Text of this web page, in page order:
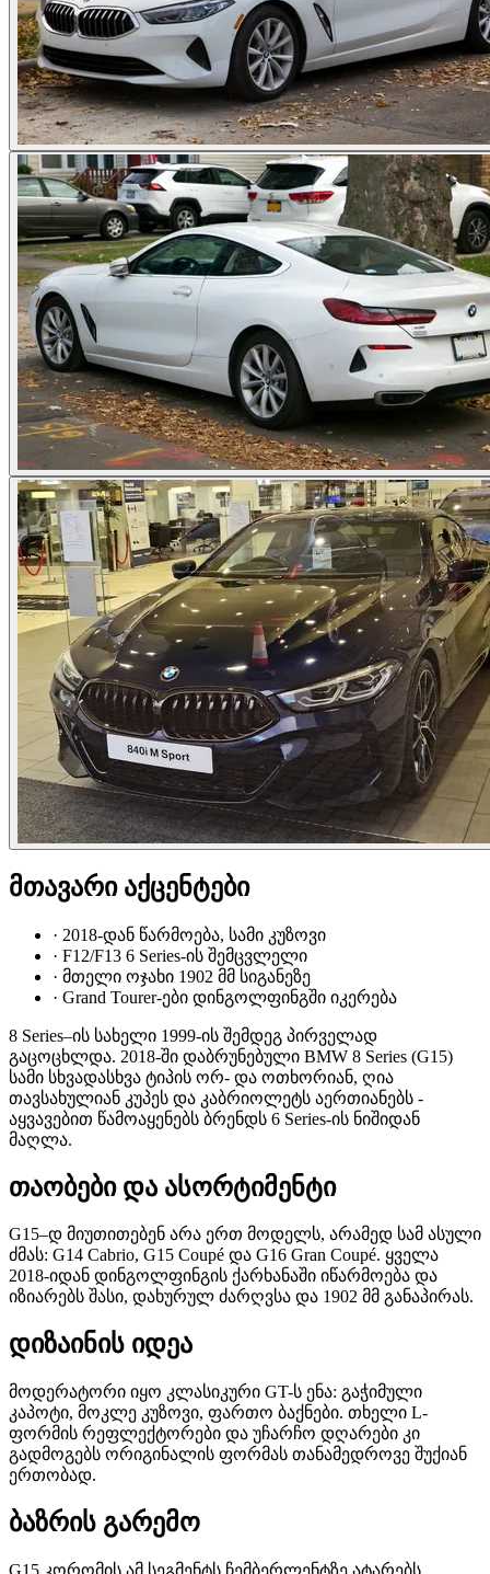
მთავარი აქცენტები
· 2018-დან წარმოება, სამი კუზოვი
· F12/F13 6 Series-ის შემცვლელი
· მთელი ოჯახი 1902 მმ სიგანეზე
· Grand Tourer-ები დინგოლფინგში იკერება
8 Series–ის სახელი 1999-ის შემდეგ პირველად
გაცოცხლდა. 2018-ში დაბრუნებული BMW 8 Series (G15)
სამი სხვადასხვა ტიპის ორ- და ოთხორიან, ღია
თავსახულიან კუპეს და კაბრიოლეტს აერთიანებს -
აყვავებით წამოაყენებს ბრენდს 6 Series-ის ნიშიდან
მაღლა.
თაობები და ასორტიმენტი
G15–დ მიუთითებენ არა ერთ მოდელს, არამედ სამ ასული
ძმას: G14 Cabrio, G15 Coupé და G16 Gran Coupé. ყველა
2018-იდან დინგოლფინგის ქარხანაში იწარმოება და
იზიარებს შასი, დახურულ ძარღვსა და 1902 მმ განაპირას.
დიზაინის იდეა
მოდერატორი იყო კლასიკური GT-ს ენა: გაჭიმული
კაპოტი, მოკლე კუზოვი, ფართო ბაქნები. თხელი L-
ფორმის რეფლექტორები და უჩარჩო დღარები კი
გადმოგებს ორიგინალის ფორმას თანამედროვე შუქიან
ერთობად.
ბაზრის გარემო
G15 კორომის ამ სეგმენტს ჩემბერლენტზე ატარებს.